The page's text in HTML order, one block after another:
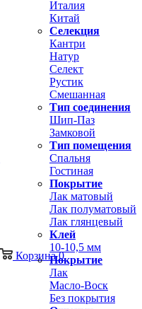
Италия
Китай
Селекция
Кантри
Натур
Селект
Рустик
Смешанная
Тип соединения
Шип-Паз
Замковой
Тип помещения
Спальня
Гостиная
Покрытие
Лак матовый
Лак полуматовый
Лак глянцевый
Клей
10-10,5 мм
Покрытие
Лак
Масло-Воск
Без покрытия
Корзина 0